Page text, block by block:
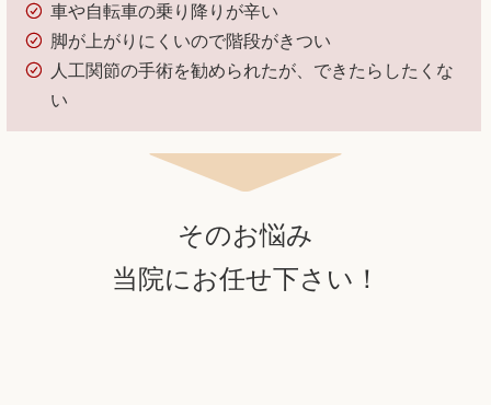
車や自転車の乗り降りが辛い
脚が上がりにくいので階段がきつい
人工関節の手術を勧められたが、できたらしたくな
い
そのお悩み
当院にお任せ下さい！